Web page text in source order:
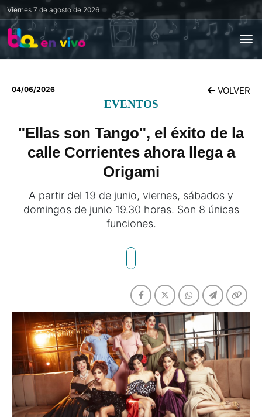
Viernes 7 de agosto de 2026
04/06/2026 VOLVER
EVENTOS
"Ellas son Tango", el éxito de la
calle Corrientes ahora llega a
Origami
A partir del 19 de junio, viernes, sábados y
domingos de junio 19.30 horas. Son 8 únicas
funciones.